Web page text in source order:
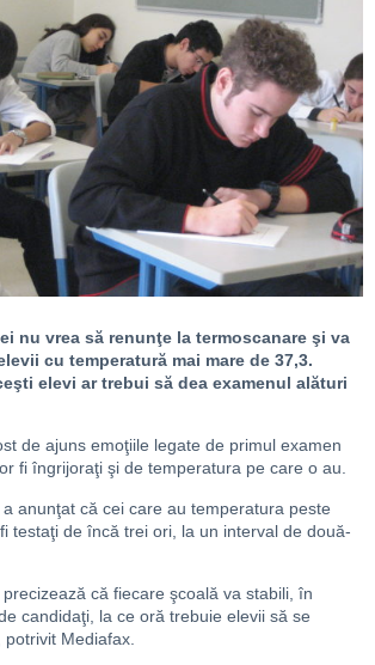
nu vrea să renunţe la termoscanare şi va
cu temperatură mai mare de 37,3.
elevi ar trebui să dea examenul alături
de ajuns emoţiile legate de primul examen
fi îngrijoraţi şi de temperatura pe care o au.
anunţat că cei care au temperatura peste
testaţi de încă trei ori, la un interval de două-
că fiecare şcoală va stabili, în
candidaţi, la ce oră trebuie elevii să se
Mediafax.